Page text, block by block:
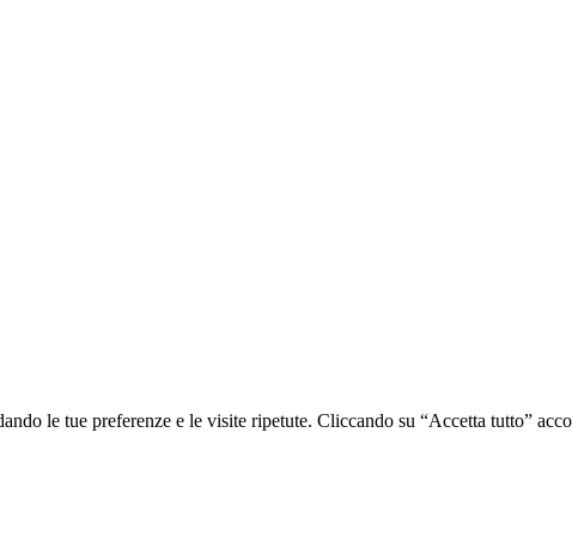
le tue preferenze e le visite ripetute. Cliccando su “Accetta tutto”